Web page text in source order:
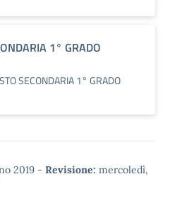
1° GRADO
SECONDARIA 1° GRADO
2019 - Revisione: mercoledì,